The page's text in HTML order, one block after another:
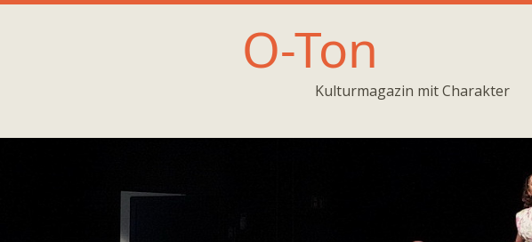
O-Ton
Kulturmagazin mit Charakter